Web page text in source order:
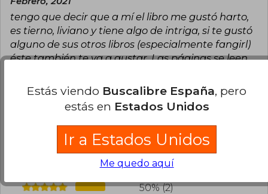
tengo que decir que a mí el libro me gustó harto,
es tierno, liviano y tiene algo de intriga, si te gustó
alguno de sus otros libros (especialmente fangirl)
éste también te va a gustar. Las páginas se leen
segundo libro.
Esta opinión es útil 0 No es útil
¿Leíste este libro? Inicia sesión para poder
agregar tu propia evaluación.
50% (2)
Estás viendo Buscalibre España, pero
estás en Estados Unidos
Ir a Estados Unidos
Me quedo aquí